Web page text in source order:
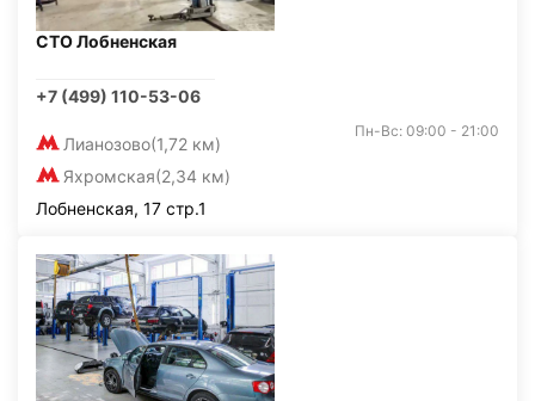
СТО Лобненская
+7 (499) 110-53-06
Лианозово(1,72 км)
Яхромская(2,34 км)
Пн-Вс: 09:00 - 21:00
Лобненская, 17 стр.1